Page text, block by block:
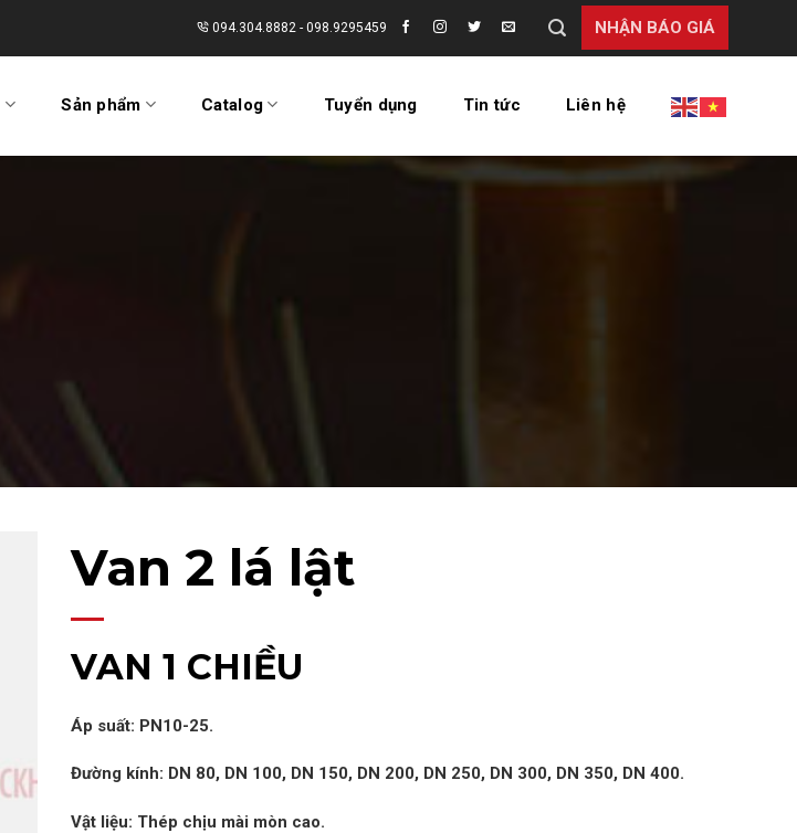
094.304.8882 - 098.9295459 NHẬN BÁO GIÁ
Sản phẩm Catalog Tuyển dụng Tin tức Liên hệ
Van 2 lá lật
VAN 1 CHIỀU
Áp suất: PN10-25.
Đường kính: DN 80, DN 100, DN 150, DN 200, DN 250, DN 300, DN 350, DN 400.
Vật liệu: Thép chịu mài mòn cao.